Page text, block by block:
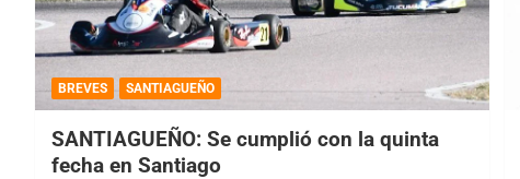
BREVES SANTIAGUEÑO
SANTIAGUEÑO: Se cumplió con la quinta
fecha en Santiago